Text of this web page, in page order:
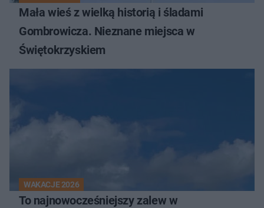
Mała wieś z wielką historią i śladami
Gombrowicza. Nieznane miejsca w
Świętokrzyskiem
WAKACJE 2026
To najnowocześniejszy zalew w